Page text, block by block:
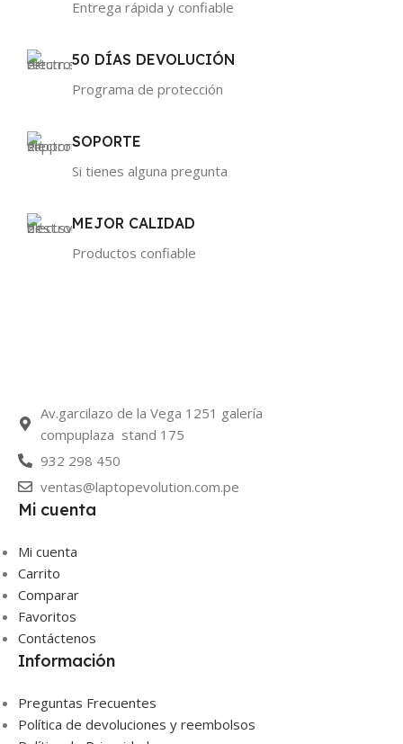
Entrega rápida y confiable
50 DÍAS DEVOLUCIÓN
Programa de protección
SOPORTE
Si tienes alguna pregunta
MEJOR CALIDAD
Productos confiable
Av.garcilazo de la Vega 1251 galería
compuplaza stand 175
932 298 450
ventas@laptopevolution.com.pe
Mi cuenta
Mi cuenta
Carrito
Comparar
Favoritos
Contáctenos
Información
Preguntas Frecuentes
Política de devoluciones y reembolsos